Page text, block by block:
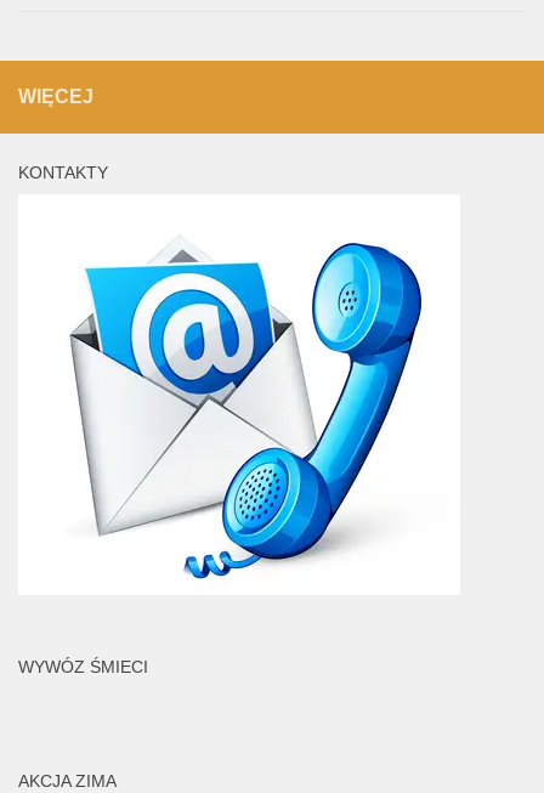
WIĘCEJ
KONTAKTY
WYWÓZ ŚMIECI
AKCJA ZIMA